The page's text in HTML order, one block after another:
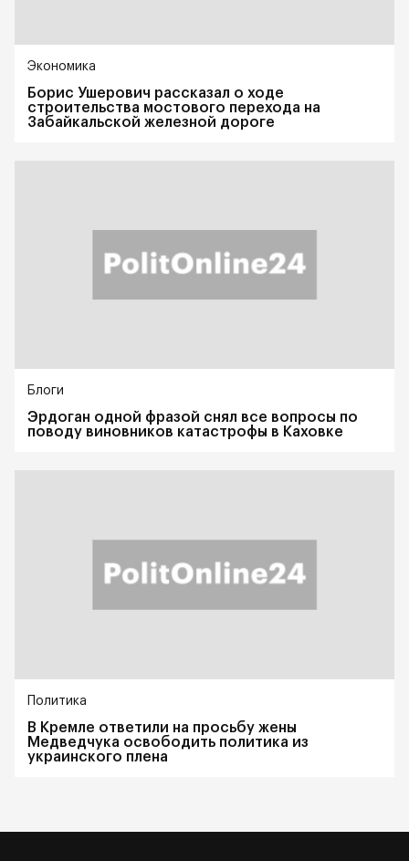
Экономика
Борис Ушерович рассказал о ходе
строительства мостового перехода на
Забайкальской железной дороге
Блоги
Эрдоган одной фразой снял все вопросы по
поводу виновников катастрофы в Каховке
Политика
В Кремле ответили на просьбу жены
Медведчука освободить политика из
украинского плена